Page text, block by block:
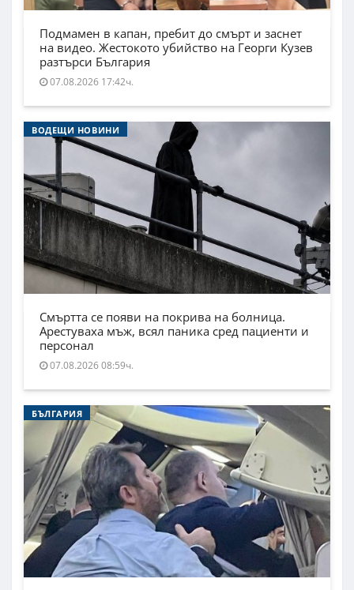
Подмамен в капан, пребит до смърт и заснет
на видео. Жестокото убийство на Георги Кузев
разтърси България
07.08.2026 17:42ч.
ВОДЕЩИ НОВИНИ
Смъртта се появи на покрива на болница.
Арестуваха мъж, всял паника сред пациенти и
персонал
07.08.2026 08:59ч.
БЪЛГАРИЯ